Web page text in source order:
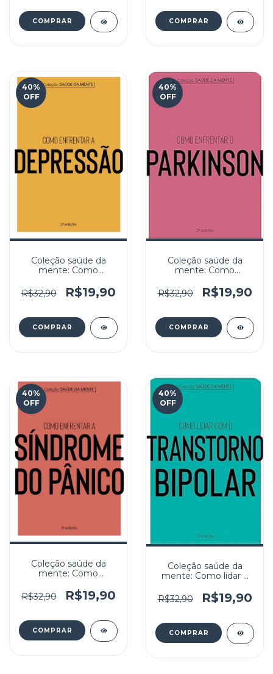
40%
OFF
Coleção saúde da
mente: Como
R$32,90
R$19,90
40%
OFF
Coleção saúde da
mente: Como
R$32,90
R$19,90
40%
OFF
Coleção saúde da
mente: Como
do Pânico
R$32,90 R$19,90
40%
OFF
Coleção saúde da
mente: Como lidar o
R$32,90
R$19,90